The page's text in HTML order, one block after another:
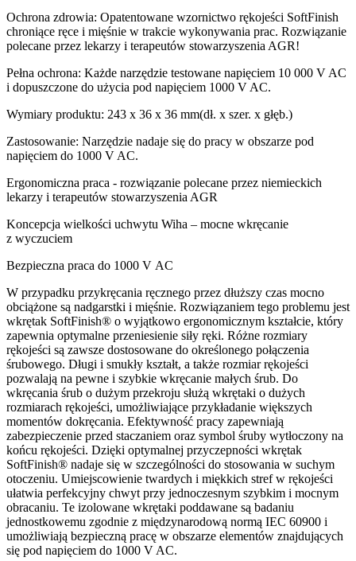
Ochrona zdrowia: Opatentowane wzornictwo rękojeści SoftFinish
chroniące ręce i mięśnie w trakcie wykonywania prac. Rozwiązanie
polecane przez lekarzy i terapeutów stowarzyszenia AGR!
Pełna ochrona: Każde narzędzie testowane napięciem 10 000 V AC
i dopuszczone do użycia pod napięciem 1000 V AC.
Wymiary produktu: 243 x 36 x 36 mm(dł. x szer. x głęb.)
Zastosowanie: Narzędzie nadaje się do pracy w obszarze pod
napięciem do 1000 V AC.
Ergonomiczna praca - rozwiązanie polecane przez niemieckich
lekarzy i terapeutów stowarzyszenia AGR
Koncepcja wielkości uchwytu Wiha – mocne wkręcanie
z wyczuciem
Bezpieczna praca do 1000 V AC
W przypadku przykręcania ręcznego przez dłuższy czas mocno
obciążone są nadgarstki i mięśnie. Rozwiązaniem tego problemu jest
wkrętak SoftFinish® o wyjątkowo ergonomicznym kształcie, który
zapewnia optymalne przeniesienie siły ręki. Różne rozmiary
rękojeści są zawsze dostosowane do określonego połączenia
śrubowego. Długi i smukły kształt, a także rozmiar rękojeści
pozwalają na pewne i szybkie wkręcanie małych śrub. Do
wkręcania śrub o dużym przekroju służą wkrętaki o dużych
rozmiarach rękojeści, umożliwiające przykładanie większych
momentów dokręcania. Efektywność pracy zapewniają
zabezpieczenie przed staczaniem oraz symbol śruby wytłoczony na
końcu rękojeści. Dzięki optymalnej przyczepności wkrętak
SoftFinish® nadaje się w szczególności do stosowania w suchym
otoczeniu. Umiejscowienie twardych i miękkich stref w rękojeści
ułatwia perfekcyjny chwyt przy jednoczesnym szybkim i mocnym
obracaniu. Te izolowane wkrętaki poddawane są badaniu
jednostkowemu zgodnie z międzynarodową normą IEC 60900 i
umożliwiają bezpieczną pracę w obszarze elementów znajdujących
się pod napięciem do 1000 V AC.